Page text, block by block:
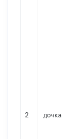
2 дочка